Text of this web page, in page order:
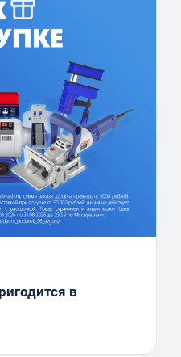
в